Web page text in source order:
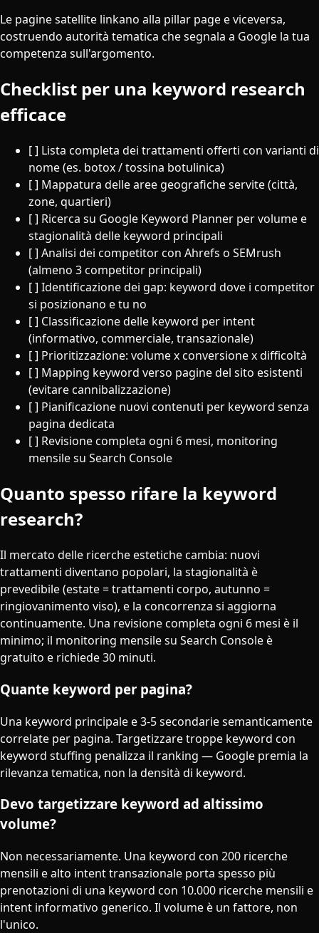
Le pagine satellite linkano alla pillar page e viceversa,
costruendo autorità tematica che segnala a Google la tua
competenza sull'argomento.
Checklist per una keyword research
efficace
[ ] Lista completa dei trattamenti offerti con varianti di
nome (es. botox / tossina botulinica)
[ ] Mappatura delle aree geografiche servite (città,
zone, quartieri)
[ ] Ricerca su Google Keyword Planner per volume e
stagionalità delle keyword principali
[ ] Analisi dei competitor con Ahrefs o SEMrush
(almeno 3 competitor principali)
[ ] Identificazione dei gap: keyword dove i competitor
si posizionano e tu no
[ ] Classificazione delle keyword per intent
(informativo, commerciale, transazionale)
[ ] Prioritizzazione: volume x conversione x difficoltà
[ ] Mapping keyword verso pagine del sito esistenti
(evitare cannibalizzazione)
[ ] Pianificazione nuovi contenuti per keyword senza
pagina dedicata
[ ] Revisione completa ogni 6 mesi, monitoring
mensile su Search Console
Quanto spesso rifare la keyword
research?
Il mercato delle ricerche estetiche cambia: nuovi
trattamenti diventano popolari, la stagionalità è
prevedibile (estate = trattamenti corpo, autunno =
ringiovanimento viso), e la concorrenza si aggiorna
continuamente. Una revisione completa ogni 6 mesi è il
minimo; il monitoring mensile su Search Console è
gratuito e richiede 30 minuti.
Quante keyword per pagina?
Una keyword principale e 3-5 secondarie semanticamente
correlate per pagina. Targetizzare troppe keyword con
keyword stuffing penalizza il ranking — Google premia la
rilevanza tematica, non la densità di keyword.
Devo targetizzare keyword ad altissimo
volume?
Non necessariamente. Una keyword con 200 ricerche
mensili e alto intent transazionale porta spesso più
prenotazioni di una keyword con 10.000 ricerche mensili e
intent informativo generico. Il volume è un fattore, non
l'unico.